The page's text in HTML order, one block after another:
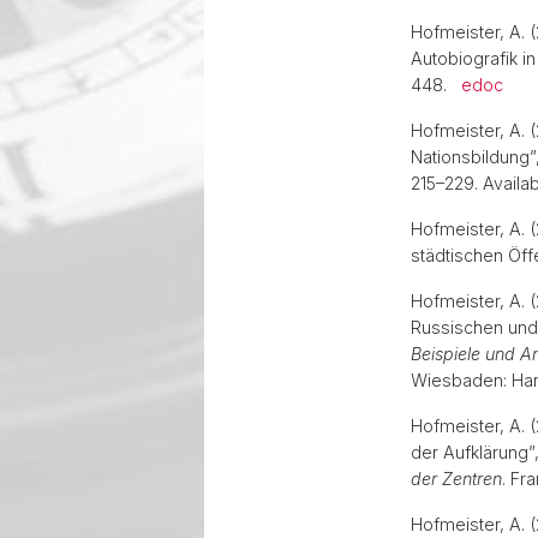
Hofmeister, A.
Autobiografik
448. edoc
Hofmeister, A.
215–229.
Hofmeister, A.
städtischen
Hofmeister, A.
Russischen
Beispiele und
Wiesbaden:
Hofmeister, A.
der
der Zentren.
Hofmeister, A.